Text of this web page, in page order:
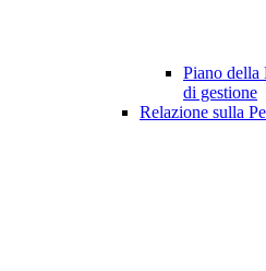
Piano della
di gestione
Relazione sulla